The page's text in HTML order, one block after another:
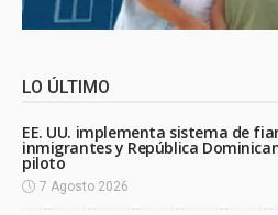
LO ÚLTIMO
EE. UU. implementa sistema de
inmigrantes y República
piloto
7 Agosto 2026